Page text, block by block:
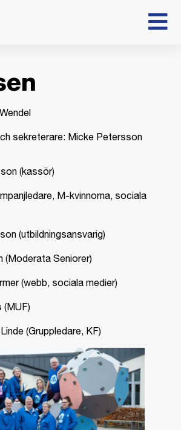
sekreterare: Micke Petersson
(kassör)
M-kvinnorna, sociala
(utbildningsansvarig)
(Moderata Seniorer)
(webb, sociala medier)
(MUF)
(Gruppledare, KF)